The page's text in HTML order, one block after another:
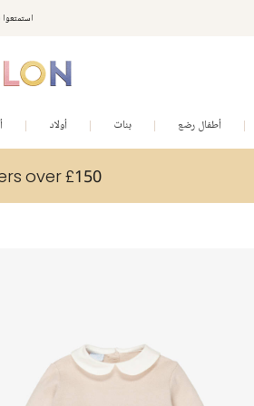
استمتعوا بخصم 10% على طلبيتكم
أطفال رضع بنات أولاد
over £150